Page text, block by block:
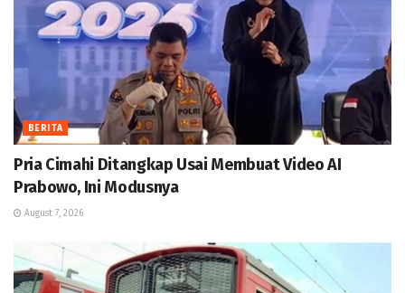
BERITA
Pria Cimahi Ditangkap Usai Membuat Video AI
Prabowo, Ini Modusnya
August 7, 2026